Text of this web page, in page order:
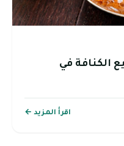
الكنافة في
اقرأ المزيد ←